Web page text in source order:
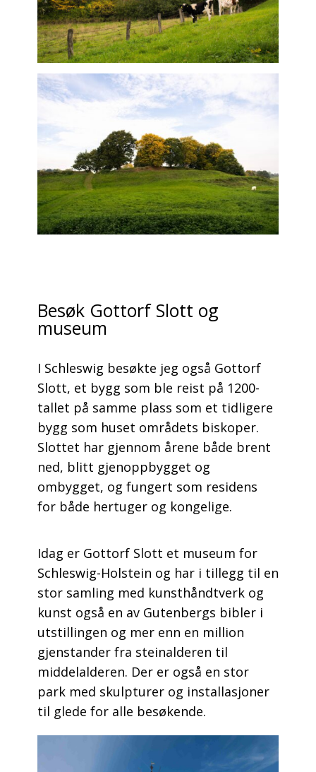
Besøk Gottorf Slott og
museum
I Schleswig besøkte jeg også Gottorf
Slott, et bygg som ble reist på 1200-
tallet på samme plass som et tidligere
bygg som huset områdets biskoper.
Slottet har gjennom årene både brent
ned, blitt gjenoppbygget og
ombygget, og fungert som residens
for både hertuger og kongelige.
Idag er Gottorf Slott et museum for
Schleswig-Holstein og har i tillegg til en
stor samling med kunsthåndtverk og
kunst også en av Gutenbergs bibler i
utstillingen og mer enn en million
gjenstander fra steinalderen til
middelalderen. Der er også en stor
park med skulpturer og installasjoner
til glede for alle besøkende.